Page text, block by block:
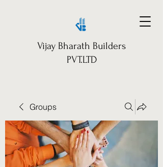
Vijay Bharath Builders
PVT.LTD
Groups